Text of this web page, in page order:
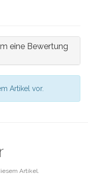
eine Bewertung
Artikel vor.
Artikel.